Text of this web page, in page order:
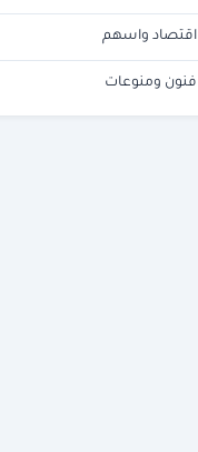
اقتصاد واسهم
فنون ومنوعات